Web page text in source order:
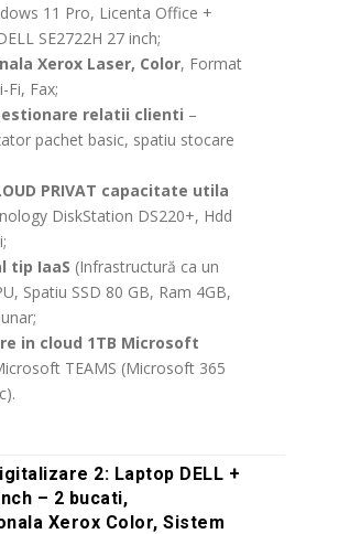
11 Pro, Licenta Office +
SE2722H 27 inch;
Xerox Laser, Color, Format
Fi, Fax;
relatii clienti –
pachet basic, spatiu stocare
PRIVAT capacitate utila
DiskStation DS220+, Hdd
tip IaaS (Infrastructură ca un
Spatiu SSD 80 GB, Ram 4GB,
in cloud 1TB Microsoft
TEAMS (Microsoft 365
2: Laptop DELL +
– 2 bucati,
Xerox Color, Sistem